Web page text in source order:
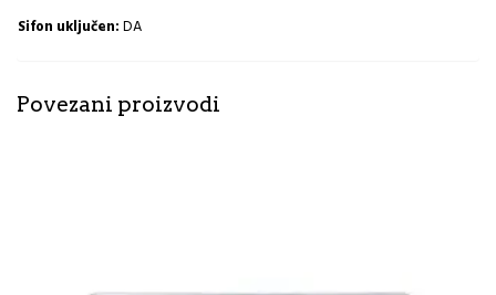
Sifon uključen:DA
Povezani proizvodi